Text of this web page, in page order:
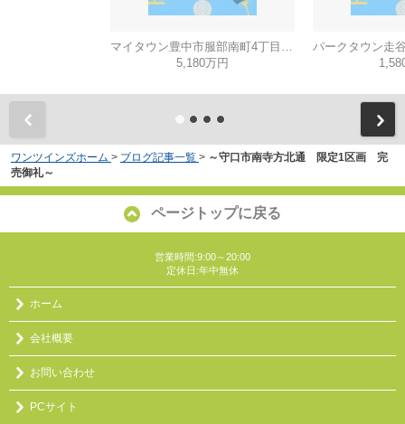
マイタウン豊中市服部南町4丁目◇◆モデルハウス◇◆
5,180万円
ワンツインズホーム > ブログ記事一覧 > ～守口市南寺方北通 限定1区画 完
売御礼～
ページトップに戻る
営業時間:9:00～20:00
定休日:年中無休
ホーム
会社概要
お問い合わせ
PCサイト